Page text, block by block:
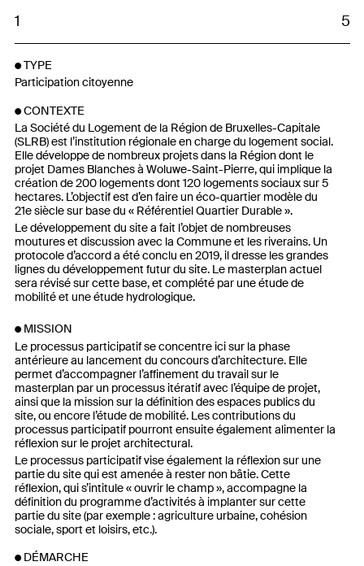
1 5
TYPE
Participation citoyenne
CONTEXTE
La Société du Logement de la Région de Bruxelles-Capitale
(SLRB) est l’institution régionale en charge du logement social.
Elle développe de nombreux projets dans la Région dont le
projet Dames Blanches à Woluwe-Saint-Pierre, qui implique la
création de 200 logements dont 120 logements sociaux sur 5
hectares. L’objectif est d’en faire un éco-quartier modèle du
21e siècle sur base du « Référentiel Quartier Durable ».
Le développement du site a fait l’objet de nombreuses
moutures et discussion avec la Commune et les riverains. Un
protocole d’accord a été conclu en 2019, il dresse les grandes
lignes du développement futur du site. Le masterplan actuel
sera révisé sur cette base, et complété par une étude de
mobilité et une étude hydrologique.
MISSION
Le processus participatif se concentre ici sur la phase
antérieure au lancement du concours d’architecture. Elle
permet d’accompagner l’affinement du travail sur le
masterplan par un processus itératif avec l’équipe de projet,
ainsi que la mission sur la définition des espaces publics du
site, ou encore l’étude de mobilité. Les contributions du
processus participatif pourront ensuite également alimenter la
réflexion sur le projet architectural.
Le processus participatif vise également la réflexion sur une
partie du site qui est amenée à rester non bâtie. Cette
réflexion, qui s’intitule « ouvrir le champ », accompagne la
définition du programme d’activités à implanter sur cette
partie du site (par exemple : agriculture urbaine, cohésion
sociale, sport et loisirs, etc.).
DÉMARCHE